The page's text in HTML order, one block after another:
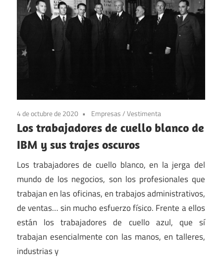
4 de octubre de 2020 Empresas/Vestimenta
Los trabajadores de cuello blanco de
IBM y sus trajes oscuros
Los trabajadores de cuello blanco, en la jerga del
mundo de los negocios, son los profesionales que
trabajan en las oficinas, en trabajos administrativos,
de ventas… sin mucho esfuerzo físico. Frente a ellos
están los trabajadores de cuello azul, que sí
trabajan esencialmente con las manos, en talleres,
industrias y